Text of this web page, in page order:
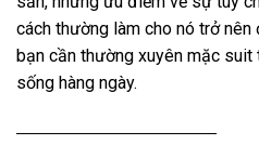
cách thường làm cho nó trở
bạn cần thường xuyên mặc
sống hàng ngày.
———————————–